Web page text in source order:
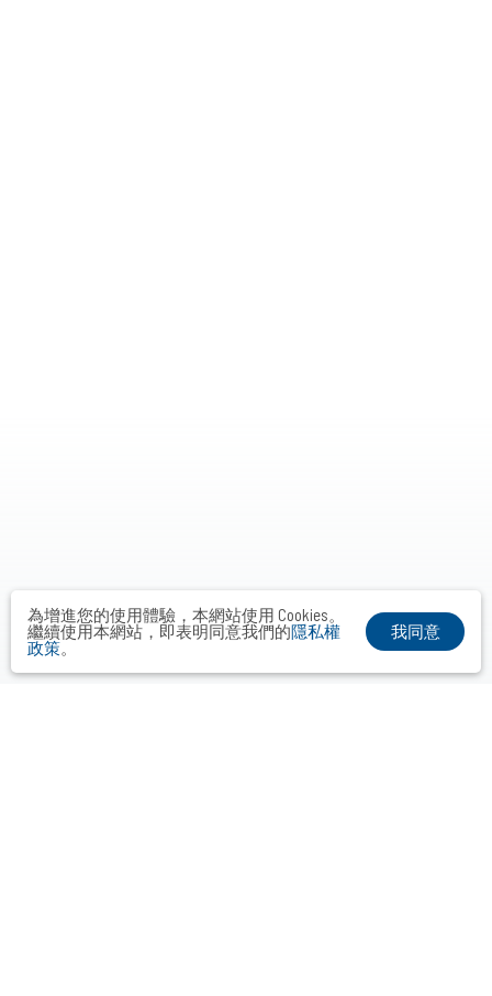
為增進您的使用體驗，本網站使用 Cookies。
繼續使用本網站，即表明同意我們的隱私權
政策。
我同意